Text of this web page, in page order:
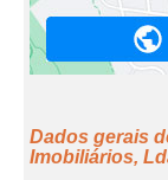
Dados gerais
Imobiliários,